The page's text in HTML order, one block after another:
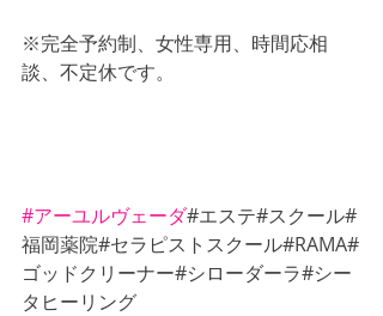
※完全予約制、女性専用、時間応相
談、不定休です。
#アーユルヴェーダ#エステ#スクール#
福岡薬院#セラピストスクール#RAMA#
ゴッドクリーナー#シローダーラ#シー
タヒーリング